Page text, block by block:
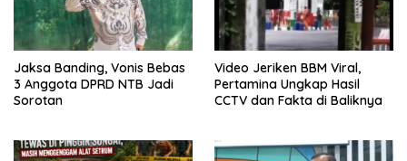
Jaksa Banding, Vonis Bebas
3 Anggota DPRD NTB Jadi
Sorotan
Video Jeriken BBM Viral,
Pertamina Ungkap Hasil
CCTV dan Fakta di Baliknya